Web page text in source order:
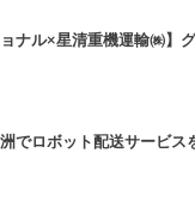
ョナル×星清重機運輸㈱】
でロボット配送サービス